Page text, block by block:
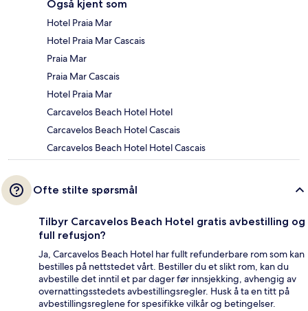
Også kjent som
Hotel Praia Mar
Hotel Praia Mar Cascais
Praia Mar
Praia Mar Cascais
Hotel Praia Mar
Carcavelos Beach Hotel Hotel
Carcavelos Beach Hotel Cascais
Carcavelos Beach Hotel Hotel Cascais
Ofte stilte spørsmål
Tilbyr Carcavelos Beach Hotel gratis avbestilling og
full refusjon?
Ja, Carcavelos Beach Hotel har fullt refunderbare rom som kan
bestilles på nettstedet vårt. Bestiller du et slikt rom, kan du
avbestille det inntil et par dager før innsjekking, avhengig av
overnattingsstedets avbestillingsregler. Husk å ta en titt på
avbestillingsreglene for spesifikke vilkår og betingelser.